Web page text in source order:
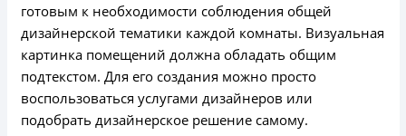
готовым к необходимости соблюдения общей
дизайнерской тематики каждой комнаты. Визуальная
картинка помещений должна обладать общим
подтекстом. Для его создания можно просто
воспользоваться услугами дизайнеров или
подобрать дизайнерское решение самому.